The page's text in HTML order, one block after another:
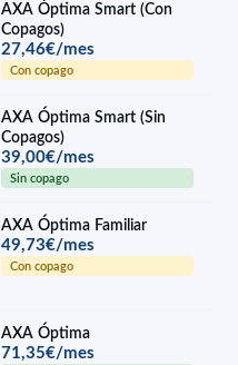
AXA Óptima Smart (Con
Copagos)
27,46€/mes
Con copago
AXA Óptima Smart (Sin
Copagos)
39,00€/mes
Sin copago
AXA Óptima Familiar
49,73€/mes
Con copago
AXA Óptima
71,35€/mes